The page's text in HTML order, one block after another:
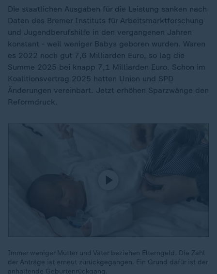
Die staatlichen Ausgaben für die Leistung sanken nach
Daten des Bremer Instituts für Arbeitsmarktforschung
und Jugendberufshilfe in den vergangenen Jahren
konstant - weil weniger Babys geboren wurden. Waren
es 2022 noch gut 7,6 Milliarden Euro, so lag die
Summe 2025 bei knapp 7,1 Milliarden Euro. Schon im
Koalitionsvertrag 2025 hatten Union und SPD
Änderungen vereinbart. Jetzt erhöhen Sparzwänge den
Reformdruck.
Immer weniger Mütter und Väter beziehen Elterngeld. Die Zahl
der Anträge ist erneut zurückgegangen. Ein Grund dafür ist der
anhaltende Geburtenrückgang.